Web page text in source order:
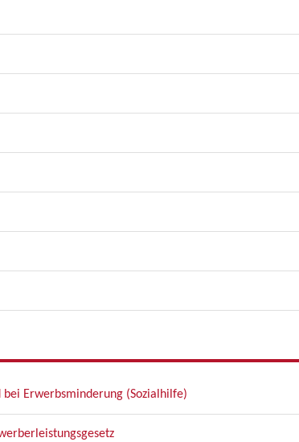
Erwerbsminderung (Sozialhilfe)